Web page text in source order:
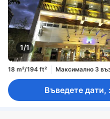
1/1
18 m²/194 ft² Максимално 3
Въведете дати,